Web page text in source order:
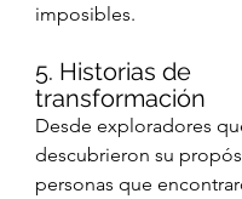
imposibles.
5. Historias de
transformación
Desde exploradores
descubrieron su
personas que